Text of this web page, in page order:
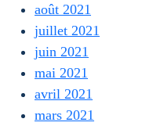
août 2021
juillet 2021
juin 2021
mai 2021
avril 2021
mars 2021